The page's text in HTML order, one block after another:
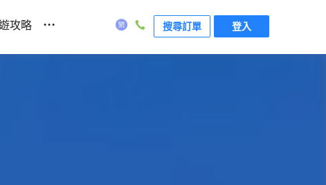
攻略 ... 搜尋訂單 登入